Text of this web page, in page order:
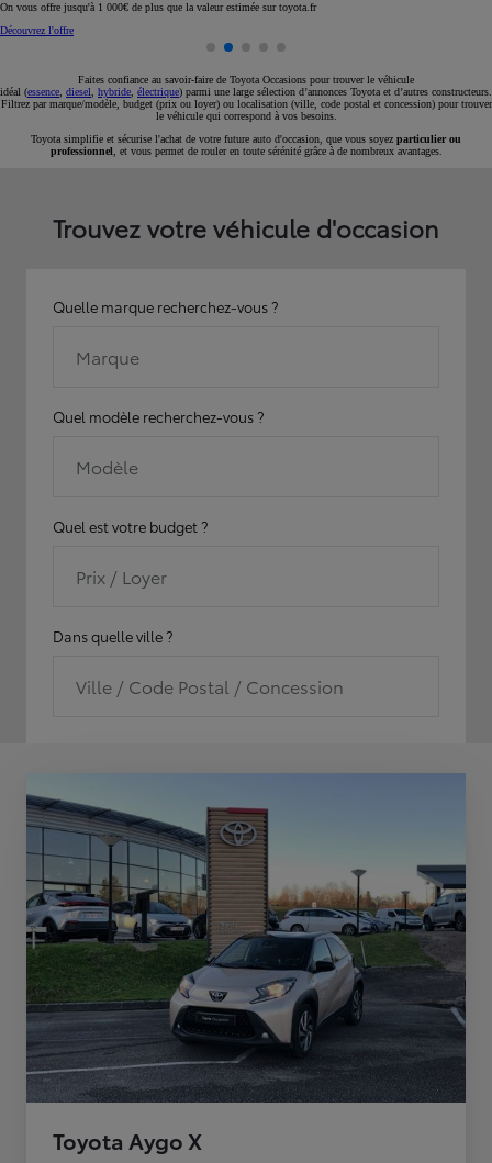
Réservez en ligne
Faites confiance au savoir-faire de Toyota Occasions pour trouver le véhicule
idéal (essence diesel hybride électrique) parmi une large sélection d’annonces Toyota et d’autres constructeurs.
Filtrez par marque/modèle, budget (prix ou loyer) ou localisation (ville, code postal et concession) pour trouver
le véhicule qui correspond à vos besoins.
Toyota simplifie et sécurise l'achat de votre future auto d'occasion, que vous soyez particulier ou
professionnel , et vous permet de rouler en toute sérénité grâce à de nombreux avantages.
Trouvez votre véhicule d'occasion
Quelle marque recherchez-vous ?
Marque
Quel modèle recherchez-vous ?
Modèle
Quel est votre budget ?
Prix / Loyer
Dans quelle ville ?
Ville / Code Postal / Concession
Toyota Aygo X